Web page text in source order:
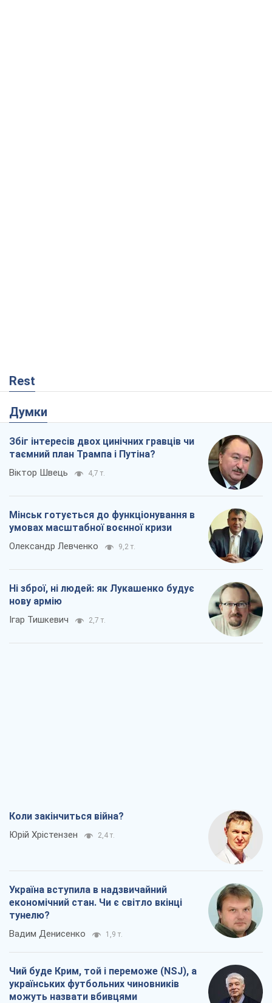
Rest
Думки
Збіг інтересів двох цинічних гравців чи
таємний план Трампа і Путіна?
Віктор Швець 4,7 т.
Мінськ готується до функціонування в
умовах масштабної воєнної кризи
Олександр Левченко 9,2 т.
Ні зброї, ні людей: як Лукашенко будує
нову армію
Ігар Тишкевич 2,7 т.
Коли закінчиться війна?
Юрій Хрістензен 2,4 т.
Україна вступила в надзвичайний
економічний стан. Чи є світло вкінці
тунелю?
Вадим Денисенко 1,9 т.
Чий буде Крим, той і переможе (NSJ), а
українських футбольних чиновників
можуть назвати вбивцями